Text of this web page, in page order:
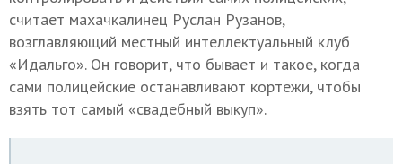
считает махачкалинец Руслан Рузанов,
возглавляющий местный интеллектуальный клуб
«Идальго». Он говорит, что бывает и такое, когда
сами полицейские останавливают кортежи, чтобы
взять тот самый «свадебный выкуп».